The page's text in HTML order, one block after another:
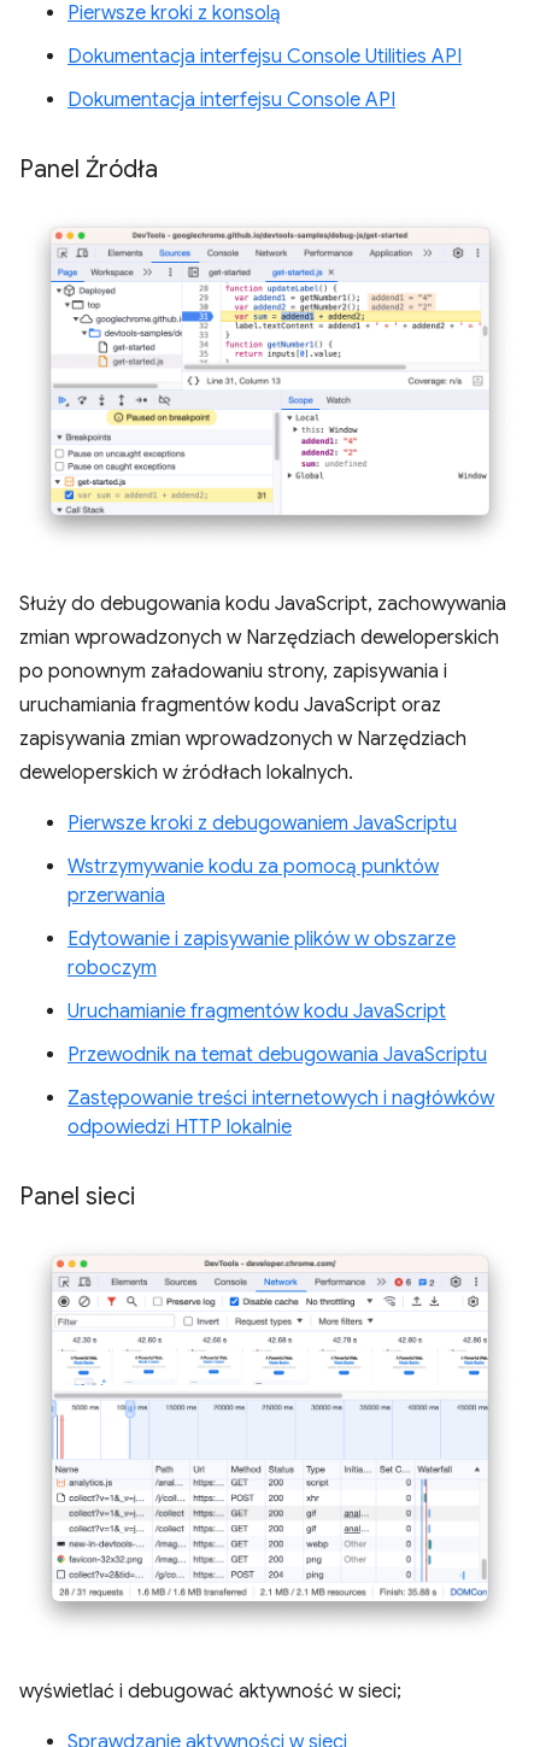
Pierwsze kroki z konsolą
Dokumentacja interfejsu Console Utilities API
Dokumentacja interfejsu Console API
Panel Źródła
Służy do debugowania kodu JavaScript, zachowywania
zmian wprowadzonych w Narzędziach deweloperskich
po ponownym załadowaniu strony, zapisywania i
uruchamiania fragmentów kodu JavaScript oraz
zapisywania zmian wprowadzonych w Narzędziach
deweloperskich w źródłach lokalnych.
Pierwsze kroki z debugowaniem JavaScriptu
Wstrzymywanie kodu za pomocą punktów
przerwania
Edytowanie i zapisywanie plików w obszarze
roboczym
Uruchamianie fragmentów kodu JavaScript
Przewodnik na temat debugowania JavaScriptu
Zastępowanie treści internetowych i nagłówków
odpowiedzi HTTP lokalnie
Panel sieci
wyświetlać i debugować aktywność w sieci;